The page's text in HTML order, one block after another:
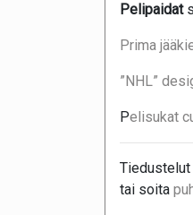
Pelipaidat
Prima
”NHL”
Pelisukat
tai soita